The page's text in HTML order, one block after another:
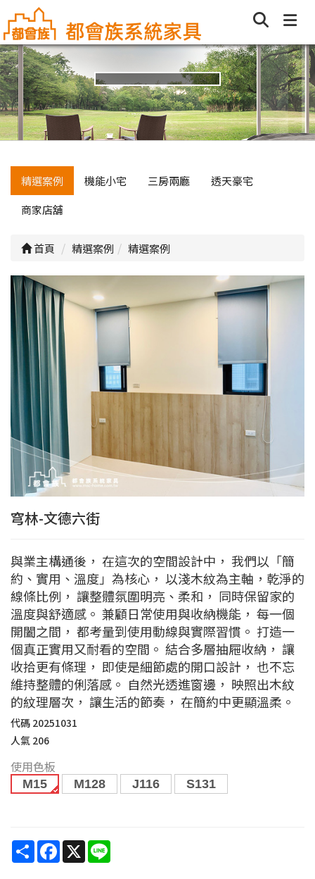
精選案例 機能小宅 三房兩廳
透天豪宅
商家店舖
首頁 精選案例 精選案例
穹林-文德六街
與業主構通後， 在這次的空間設計中， 我們以「簡
約、實用、溫度」為核心， 以淺木紋為主軸，乾淨的
線條比例， 讓整體氛圍明亮、柔和， 同時保留家的
溫度與舒適感。 兼顧日常使用與收納機能， 每一個
開闔之間， 都考量到使用動線與實際習慣。 打造一
個真正實用又耐看的空間。 結合多層抽屜收納， 讓
收拾更有條理， 即使是細節處的開口設計， 也不忘
維持整體的俐落感。 自然光透進窗邊， 映照出木紋
的紋理層次， 讓生活的節奏， 在簡約中更顯溫柔。
代碼 20251031
人氣 206
使用色板
M15 M128 J116 S131
ShareFacebook
X